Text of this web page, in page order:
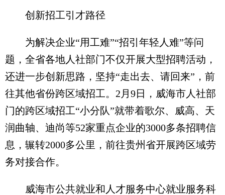
创新招工引才路径
为解决企业“用工难”“招引年轻人难”等问
题，全省各地人社部门不仅开展大型招聘活动，
还进一步创新思路，坚持“走出去、请回来”，前
往其他省份跨区域招工。2月9日，威海市人社部
门的跨区域招工“小分队”就带着歌尔、威高、天
润曲轴、迪尚等52家重点企业的3000多条招聘信
息，辗转2000多公里，前往贵州省开展跨区域劳
务对接合作。
威海市公共就业和人才服务中心就业服务科